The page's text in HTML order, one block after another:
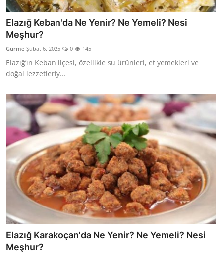
Elazığ Keban'da Ne Yenir? Ne Yemeli? Nesi
Meşhur?
Gurme Şubat 6, 2025 0 145
Elazığ’ın Keban ilçesi, özellikle su ürünleri, et yemekleri ve
doğal lezzetleriy...
Elazığ Karakoçan'da Ne Yenir? Ne Yemeli? Nesi
Meşhur?